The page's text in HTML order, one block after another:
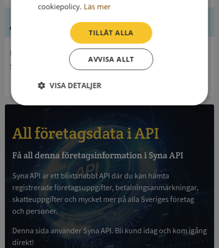
Ledning
Statens Museer För Maritim, Transport- Och Förvars
All företagsdata i API
Få all denna företagsinformation i Syna API
Syna API är ett blixtsnabbt API där du kan hämta
registrerade företagsuppgifter, betalningsanmärkningar,
skatteuppgifter och mycket mer på alla Sveriges företag
och personer.
Denna sida använder Syna API. Bli kund idag och kom igång
direkt!
cookiepolicy. Läs mer
TILLÅT ALLA
AVVISA ALLT
VISA DETALJER
Strikt
Prestanda Inriktning
Funktioner Oklassificerade
Strikt nödvändigt Prestanda
Funktioner
Oklassificerade